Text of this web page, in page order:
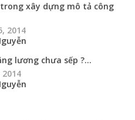
xây dựng mô tả công
2014
lương chưa sếp ?...